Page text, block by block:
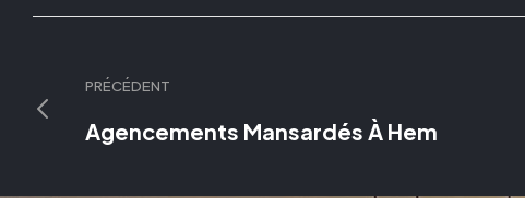
PRÉCÉDENT
Agencements Mansardés À Hem